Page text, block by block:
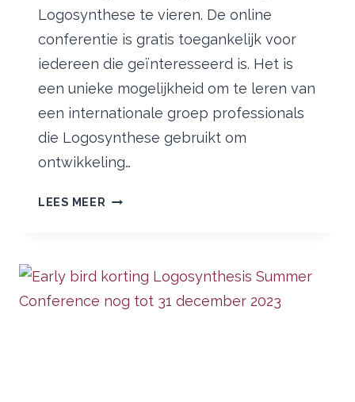
Logosynthese te vieren. De online
conferentie is gratis toegankelijk voor
iedereen die geïnteresseerd is. Het is
een unieke mogelijkheid om te leren van
een internationale groep professionals
die Logosynthese gebruikt om
ontwikkeling…
LEES MEER 11
2024
–